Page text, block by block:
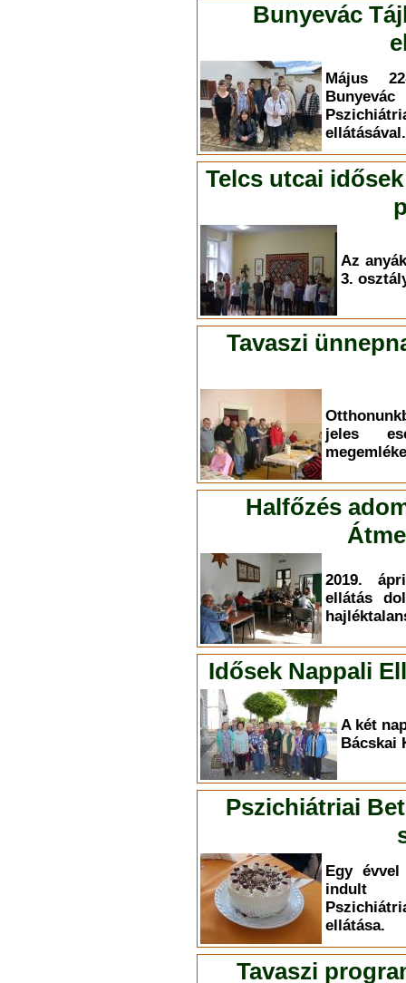
Bunyevác
Május
ellátásával.
Telcs utcai
Az
3.
Tavaszi
jeles
Halfőzés
2019.
ellátás
Idősek Nappali
A két
Bácskai
Pszichiátriai
Egy évvel
indult
ellátása.
Tavaszi